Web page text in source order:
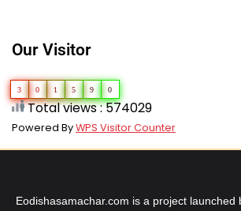
Our Visitor
3 0 1 5 9 0
Total views : 574029
Powered ByWPS Visitor Counter
Eodishasamachar.com is a project launched